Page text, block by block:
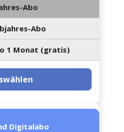
Abo
Abo
1 Monat (gratis)
Digitalabo